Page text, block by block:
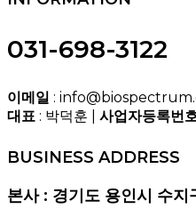
031-698-3122
이메일 :
대표 : 박덕훈 | 사업자등록번
BUSINESS ADDRESS
본사 : 경기도 용인시 수